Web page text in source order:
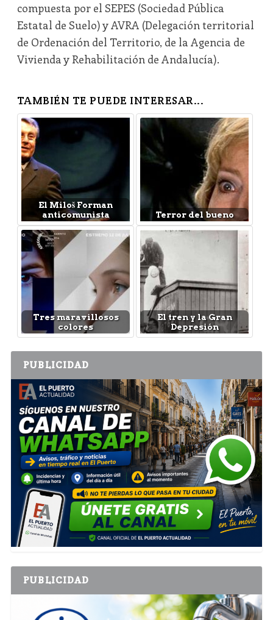
compuesta por el SEPES (Sociedad Pública
Estatal de Suelo) y AVRA (Delegación territorial
de Ordenación del Territorio, de la Agencia de
Vivienda y Rehabilitación de Andalucía).
TAMBIÉN TE PUEDE INTERESAR...
El Miloš Forman
anticomunista
Terror del bueno
Tres maravillosos
colores
El tren y la Gran
Depresión
PUBLICIDAD
PUBLICIDAD